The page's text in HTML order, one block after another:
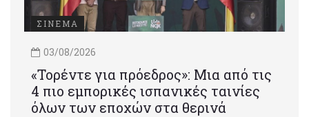
ΣΙΝΕΜΑ
03/08/2026
«Τορέντε για πρόεδρος»: Mια από τις
4 πιο εμπορικές ισπανικές ταινίες
όλων των εποχών στα θερινά